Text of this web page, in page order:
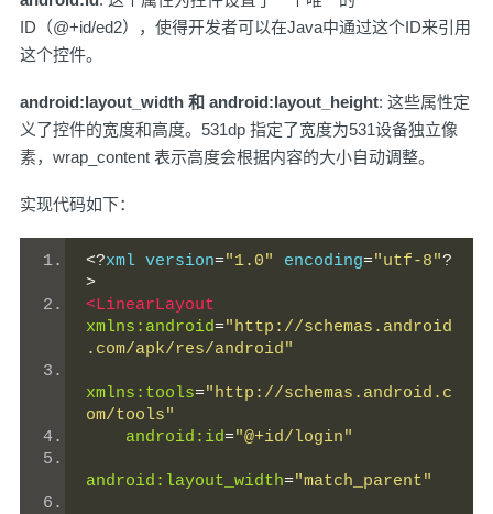
ID（@+id/ed2），使得开发者可以在Java中通过这个ID来引用
这个控件。
android:layout_width 和 android:layout_height: 这些属性定
义了控件的宽度和高度。531dp 指定了宽度为531设备独立像
素，wrap_content 表示高度会根据内容的大小自动调整。
实现代码如下：
<?xml version="1.0" encoding="utf-8"?
>
<LinearLayout
xmlns:android="http://schemas.android
.com/apk/res/android"
xmlns:tools="http://schemas.android.c
om/tools"
android:id="@+id/login"
android:layout_width="match_parent"